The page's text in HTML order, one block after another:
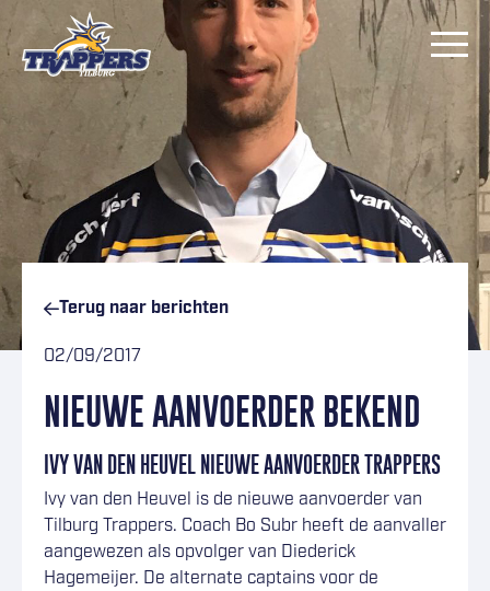
Ga naar inhoud
Terug naar berichten
02/09/2017
NIEUWE AANVOERDER BEKEND
IVY VAN DEN HEUVEL NIEUWE AANVOERDER TRAPPERS
Ivy van den Heuvel is de nieuwe aanvoerder van
Tilburg Trappers. Coach Bo Subr heeft de aanvaller
aangewezen als opvolger van Diederick
Hagemeijer. De alternate captains voor de